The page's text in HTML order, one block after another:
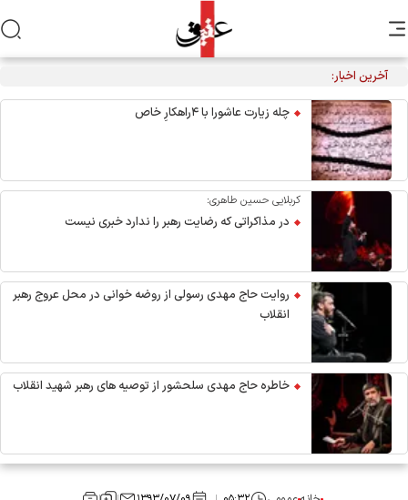
آخرین اخبار: مراسم عزاداری اربعین هیأت‌های دانشجویی در جوار محل شهادت
رهبر انقلاب
چله زیارت عاشورا با ۴راهکارِ خاص
کربلایی حسین طاهری:
در مذاکراتی که رضایت رهبر را ندارد خبری نیست
روایت حاج مهدی رسولی از روضه خوانی در محل عروج رهبر
انقلاب
خاطره حاج مهدی سلحشور از توصیه های رهبر شهید انقلاب